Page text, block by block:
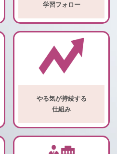
学習フォロー
やる気が持続する
仕組み